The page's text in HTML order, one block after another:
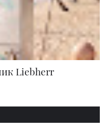
Liebherr